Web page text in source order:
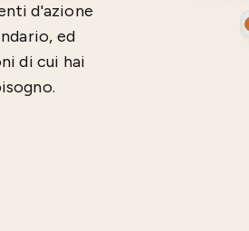
d'azione
ed
di cui hai